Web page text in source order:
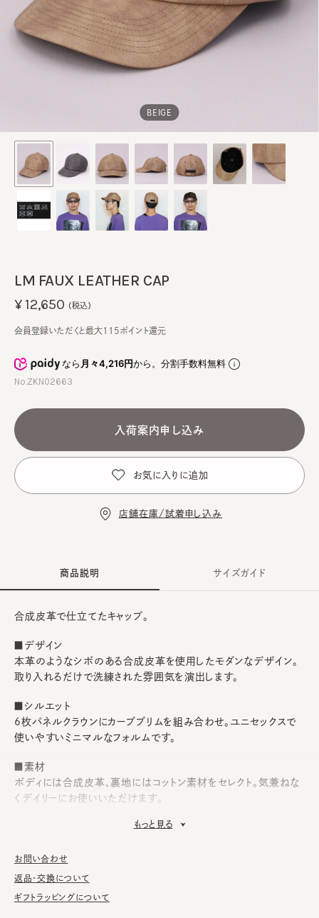
BEIGE
LM FAUX LEATHER CAP
なら月々4,216円から。分割手数料無料
No.ZKN02663
¥12,650 (税込)
会員登録いただくと最大115ポイント還元
入荷案内申し込み
お気に入りに追加
店舗在庫/試着申し込み
商品説明
合成皮革で仕立てたキャップ。
■デザイン
本革のようなシボのある合成皮革を使用したモダンなデザイン。
取り入れるだけで洗練された雰囲気を演出します。
■シルエット
6枚パネルクラウンにカーブブリムを組み合わせ。ユニセックスで
使いやすいミニマルなフォルムです。
■素材
ボディには合成皮革、裏地にはコットン素材をセレクト。気兼ねな
くデイリーにお使いいただけます。
して、汗止めのハットライナーのお勧めしております。
もっと見る
サイズガイド
お問い合わせ
返品・交換について
ギフトラッピングについて